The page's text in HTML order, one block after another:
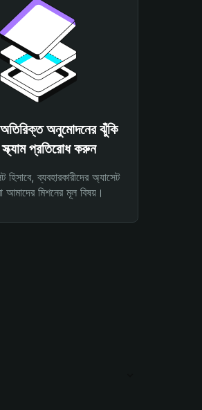
অনুমোদনের ঝুঁকি
প্রতিরোধ করুন
হিসাবে, ব্যবহারকারীদের অ্যাসেট
আমাদের মিশনের মূল বিষয়।